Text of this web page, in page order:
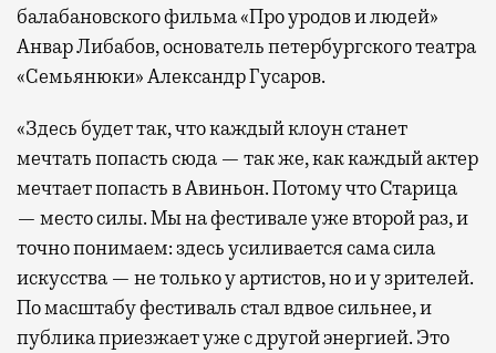
балабановского фильма «Про уродов и людей»
Анвар Либабов, основатель петербургского театра
«Семьянюки» Александр Гусаров.
«Здесь будет так, что каждый клоун станет
мечтать попасть сюда — так же, как каждый актер
мечтает попасть в Авиньон. Потому что Старица
— место силы. Мы на фестивале уже второй раз, и
точно понимаем: здесь усиливается сама сила
искусства — не только у артистов, но и у зрителей.
По масштабу фестиваль стал вдвое сильнее, и
публика приезжает уже с другой энергией. Это